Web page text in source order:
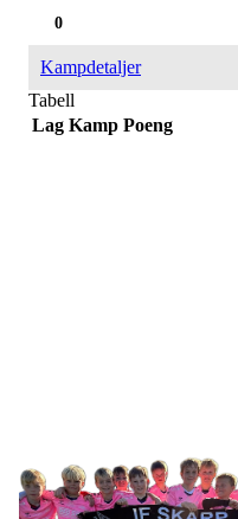
0
Kampdetaljer
Tabell
Lag Kamp Poeng